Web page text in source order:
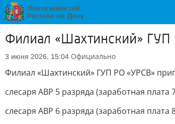
Филиал «Шахтинский» ГУП
3 июня 2026, 15:04 Официально
Филиал «Шахтинский» ГУП РО «УРСВ»
слесаря АВР 5 разряда (заработная плата
слесаря АВР 6 разряда (заработная плата